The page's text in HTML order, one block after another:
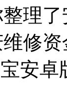
理
修
安卓